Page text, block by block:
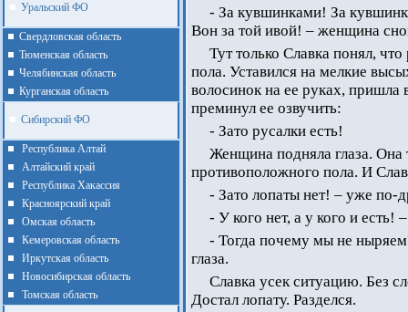
Уральский ФО
Cвердловская область
Тюменская область
Челябинская область
Курганская область
Сибирский ФО
Республика Алтай
Алтайcкий край
Республика Хакассия
Красноярский край
Омская область
Кемеровская область
Иркутская область
Новосибирская область
Томская область
- За кувшинками! За
Вон за той ивой! – женщина
Тут только Славка понял,
пола. Уставился на мелкие
волосинок на ее руках, пришла
преминул ее озвучить:
- Зато русалки есть!
Женщина подняла глаза. Она
противоположного пола. И
- Зато лопаты нет! – уже по-
- У кого нет, а у кого и есть!
- Тогда почему мы не
глаза.
Славка усек ситуацию. Без
Достал лопату. Разделся.